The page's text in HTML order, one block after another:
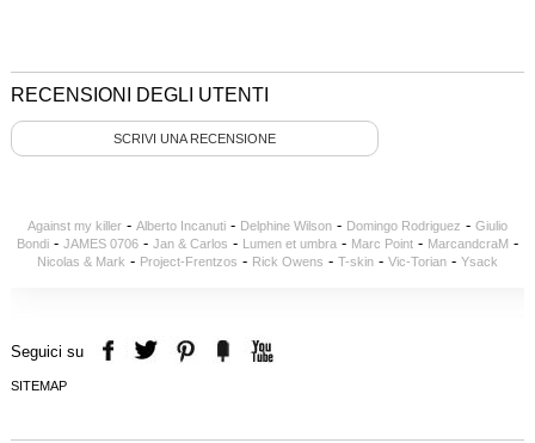
RECENSIONI DEGLI UTENTI
SCRIVI UNA RECENSIONE
Against my killer- Alberto Incanuti- Delphine Wilson- Domingo Rodriguez - Giulio
Bondi- JAMES 0706- Jan & Carlos - Lumen et umbra- Marc Point- MarcandcraM -
Nicolas & Mark - Project-Frentzos - Rick Owens - T-skin- Vic-Torian- Ysack
Seguici su
SITEMAP